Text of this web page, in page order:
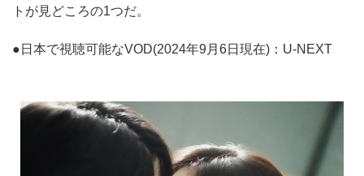
トが見どころの1つだ。
●日本で視聴可能なVOD(2024年9月6日現在)：U-NEXT